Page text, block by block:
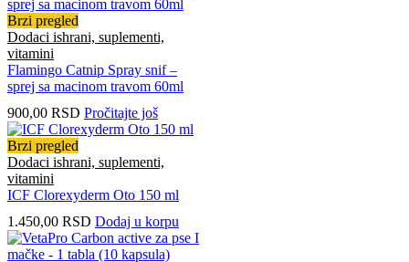
Brzi pregled
Dodaci ishrani, suplementi,
vitamini
Flamingo Catnip Spray snif –
sprej sa macinom travom 60ml
900,00 RSD Pročitajte još
Brzi pregled
Dodaci ishrani, suplementi,
vitamini
ICF Clorexyderm Oto 150 ml
1.450,00 RSD Dodaj u korpu